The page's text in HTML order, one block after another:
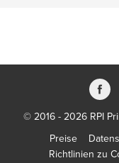
© 2016 - 2026 RPI
Preise
Richtlinien zu